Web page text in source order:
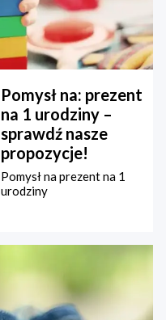
Pomysł na: prezent
na 1 urodziny –
sprawdź nasze
propozycje!
Pomysł na prezent na 1
urodziny